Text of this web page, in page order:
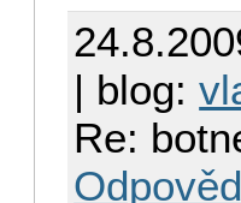
| blog:
Re: